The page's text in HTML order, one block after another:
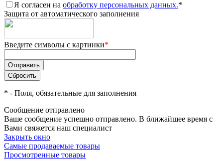
Я согласен на обработку персональных данных.*
Защита от автоматического заполнения
Введите символы с картинки*
* - Поля, обязательные для заполнения
Сообщение отправлено
Ваше сообщение успешно отправлено. В ближайшее время с
Вами свяжется наш специалист
Закрыть окно
Самые продаваемые товары
Просмотренные товары